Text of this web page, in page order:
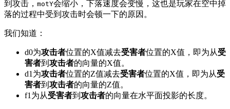
到攻击， motY会缩小，下落速度会变慢，这也是玩家在空中掉
落的过程中受到攻击时会顿一下的原因。
我们知道：
d0为攻击者位置的X值减去受害者位置的X值，即为从受
害者到 攻击者的向量的X值。
d1为攻击者位置的Z值减去受害者位置的X值，即为从受
害者到 攻击者的向量的Z值。
f1为从受害者到 攻击者的向量在水平面投影的长度。